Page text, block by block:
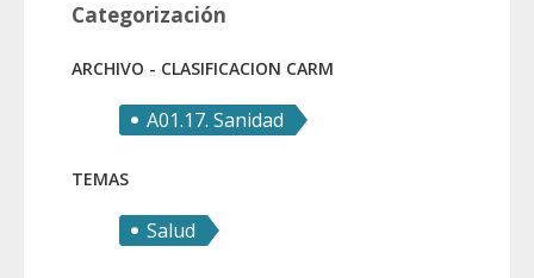
Categorización
ARCHIVO - CLASIFICACION CARM
A01.17. Sanidad
TEMAS
Salud